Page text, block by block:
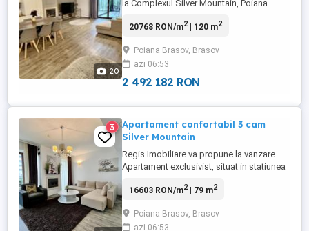
20
la Complexul Silver Mountain, Poiana
Apartament categoria lux, desfasurat pe 2
munte, cu brazii la ferestre, apartamentul
are 120 mp utili plus 2 terase catre munte
cu suprafa de 70 ...
20768 RON/m2| 120 m2
Poiana Brasov, Brasov
azi 06:53
2 492 182 RON
3
Apartament confortabil 3 cam
Silver Mountain
Regis Imobiliare va propune la vanzare
Apartament exclusivist, situat in statiunea
rezidential Silver Mountain. Video
watch?v=8V7VVAUnlb4 Resortul dispune
de: sala de fitness, jacuzzi, piscina
16603 RON/m2| 79 m2
Poiana Brasov, Brasov
azi 06:53